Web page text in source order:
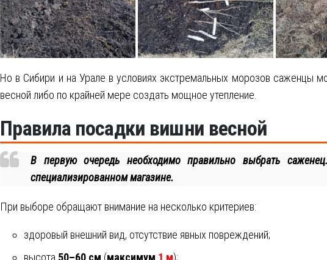
Но в Сибири и на Урале в условиях экстремальных морозов саженцы
весной либо по крайней мере создать мощное утепление.
Правила посадки вишни весной
В первую очередь необходимо правильно выбрать
специализированном магазине.
При выборе обращают внимание на несколько критериев:
здоровый внешний вид, отсутствие явных повреждений;
высота 50–60 см (максимум 1 м);